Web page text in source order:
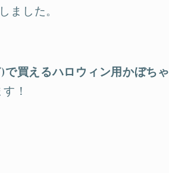
ました。
買えるハロウィン用かぼちゃ
！